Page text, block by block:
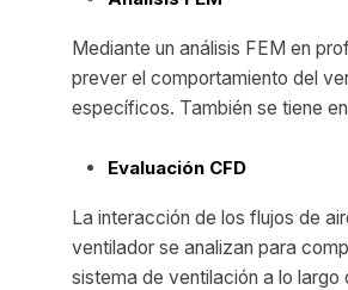
Mediante un análisis FEM en
prever el comportamiento del
específicos. También se tiene
Evaluación CFD
La interacción de los flujos de
ventilador se analizan para
sistema de ventilación a lo largo